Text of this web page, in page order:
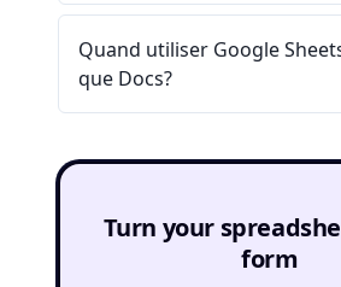
Quand utiliser Google
que Docs?
Turn your
form